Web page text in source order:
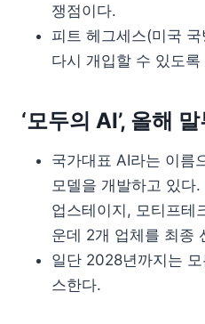
쟁점이다.
피트 헤그세스(미국
다시 개입할 수 있도
‘모두의 AI’, 올해
국가대표 AI라는 이름
모델을 개발하고 있다
업스테이지, 모티프테
운데 2개 업체를 최종
일단 2028년까지는
스한다.